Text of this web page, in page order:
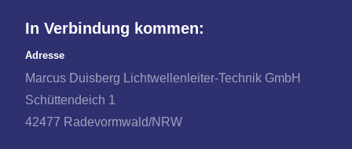
In Verbindung kommen:
Adresse
Marcus Duisberg Lichtwellenleiter-Technik GmbH
Schüttendeich 1
42477 Radevormwald/NRW